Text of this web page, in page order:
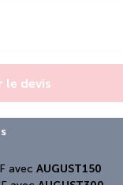
le devis
avec AUGUST150